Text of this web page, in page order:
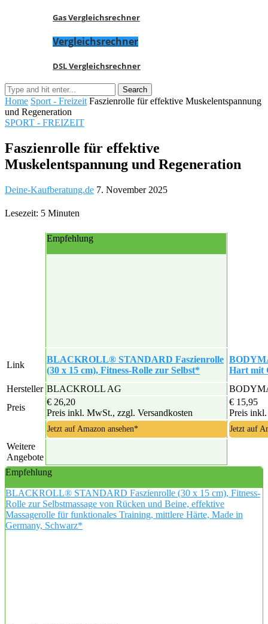
Gas Vergleichsrechner
Vergleichsrechner
DSL Vergleichsrechner
Home Sport - Freizeit Faszienrolle für effektive Muskelentspannung
und Regeneration
SPORT - FREIZEIT
Faszienrolle für effektive
Muskelentspannung und Regeneration
Deine-Kaufberatung.de 7. November 2025
Lesezeit: 5 Minuten
Empfehlung
Link
BLACKROLL® STANDARD Faszienrolle
(30 x 15 cm), Fitness-Rolle zur Selbst*
Hart mit
Hersteller BLACKROLL AG
Preis
€ 26,20
Preis inkl. MwSt., zzgl. Versandkosten
€ 15,95
Preis
Jetzt auf Amazon ansehen* Jetzt auf
Weitere
Angebote
Empfehlung
BLACKROLL® STANDARD Faszienrolle (30 x 15 cm), Fitness-
Rolle zur Selbstmassage von Rücken und Beine, effektive
Massagerolle für funktionales Training, mittlere Härte, Made in
Germany, Schwarz*